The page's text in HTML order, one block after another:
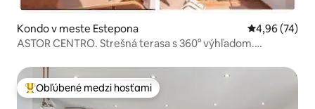
Kondo v meste Estepona Priemerné
4,96 (74)
ASTOR CENTRO. Strešná terasa s 360° výhľadom.
Najobľúbenejšie medzi hosťami
Obľúbené medzi hosťami